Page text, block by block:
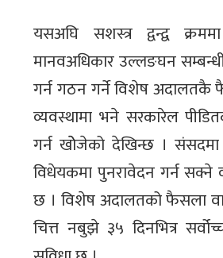
यसअघि सशस्त्र द्वन्द्व
मानवअधिकार उल्लङघन सम्बन्धी
गर्न गठन गर्ने विशेष अदालतकै
व्यवस्थामा भने सरकारेल
गर्न खोेजेको देखिन्छ । संसदमा
विधेयकमा पुनरावेदन गर्न सक्ने
छ । विशेष अदालतको फैसला
चित्त नबुझे ३५ दिनभित्र